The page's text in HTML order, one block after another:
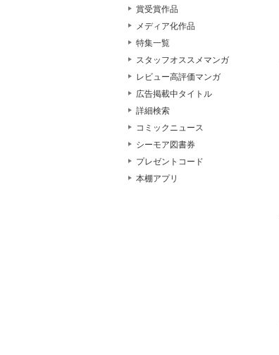
賞受賞作品
メディア化作品
特集一覧
スタッフオススメマンガ
レビュー高評価マンガ
広告掲載中タイトル
詳細検索
コミックニュース
シーモア図書券
プレゼントコード
本棚アプリ